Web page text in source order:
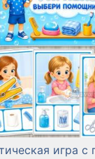
игра с